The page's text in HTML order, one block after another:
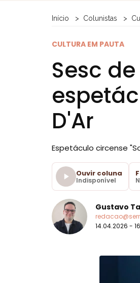
Início Colunistas
CULTURA EM PAUTA
Sesc
D'Ar
Espetáculo circense
Ouvir coluna
Indisponível
Gustavo
14.04.2026 -